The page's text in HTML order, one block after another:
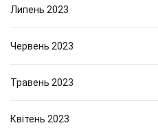
Липень 2023
Червень 2023
Травень 2023
Квітень 2023